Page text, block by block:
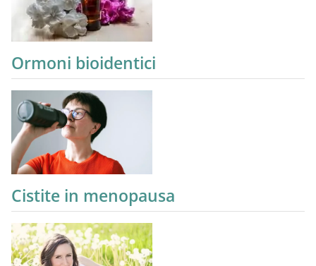
Ormoni bioidentici
Cistite in menopausa